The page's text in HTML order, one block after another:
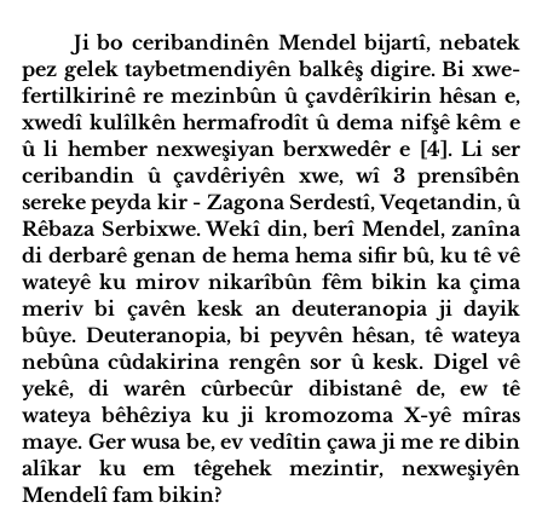
pez gelek taybetmendiyên balkêş digire. Bi xwe-
fertilkirinê re mezinbûn û çavdêrîkirin hêsan e,
xwedî kulîlkên hermafrodît û dema nifşê kêm e
û li hember nexweşiyan berxwedêr e [4]. Li ser
ceribandin û çavdêriyên xwe, wî 3 prensîbên
sereke peyda kir - Zagona Serdestî, Veqetandin, û
Rêbaza Serbixwe. Wekî din, berî Mendel, zanîna
di derbarê genan de hema hema sifir bû, ku tê vê
wateyê ku mirov nikarîbûn fêm bikin ka çima
meriv bi çavên kesk an deuteranopia ji dayik
bûye. Deuteranopia, bi peyvên hêsan, tê wateya
nebûna cûdakirina rengên sor û kesk. Digel vê
yekê, di warên cûrbecûr dibistanê de, ew tê
wateya bêhêziya ku ji kromozoma X-yê mîras
maye. Ger wusa be, ev vedîtin çawa ji me re dibin
alîkar ku em têgehek mezintir, nexweşiyên
Mendelî fam bikin?